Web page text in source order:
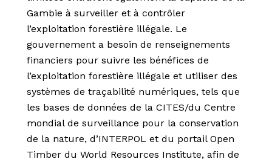
Gambie à surveiller et à contrôler
l’exploitation forestière illégale. Le
gouvernement a besoin de renseignements
financiers pour suivre les bénéfices de
l’exploitation forestière illégale et utiliser des
systèmes de traçabilité numériques, tels que
les bases de données de la CITES/du Centre
mondial de surveillance pour la conservation
de la nature, d’INTERPOL et du portail Open
Timber du World Resources Institute, afin de